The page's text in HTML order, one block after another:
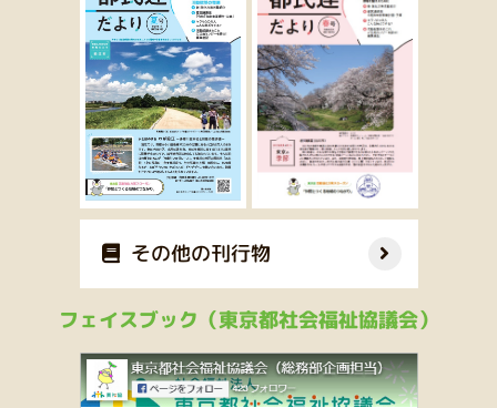
その他の刊行物
フェイスブック（東京都社会福祉協議会）